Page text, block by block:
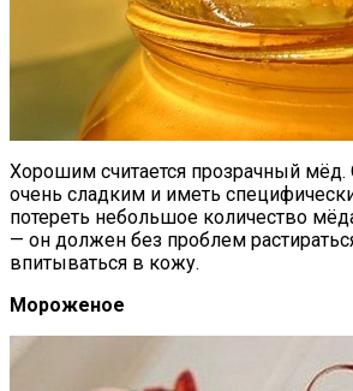
Хорошим считается прозрачный
очень сладким и иметь
потереть небольшое количество
— он должен без проблем
впитываться в кожу.
Мороженое